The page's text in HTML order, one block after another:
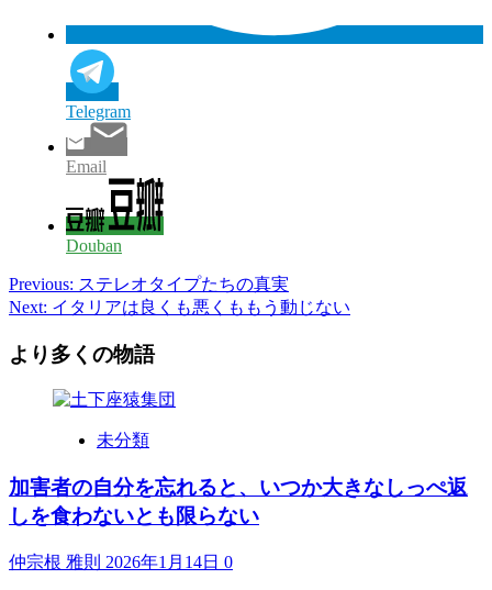
Telegram
Email
Douban
Post
navigation
Previous: ステレオタイプたちの真実
Next: イタリアは良くも悪くももう動じない
より多くの物語
未分類
加害者の自分を忘れると、いつか大きなしっぺ返
しを食わないとも限らない
仲宗根 雅則 2026年1月14日 0